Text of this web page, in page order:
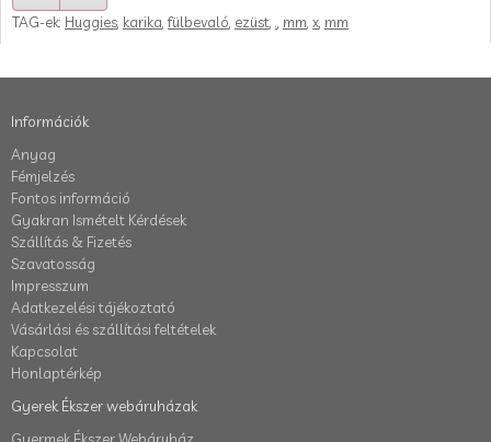
TAG-ek: Huggies karika ,fülbevaló ezüst mm x mm
Információk
Anyag
Fémjelzés
Fontos információ
Gyakran Ismételt Kérdések
Szállítás & Fizetés
Szavatosság
Impresszum
Adatkezelési tájékoztató
Vásárlási és szállítási feltételek
Kapcsolat
Honlaptérkép
Gyerek Ékszer webáruházak